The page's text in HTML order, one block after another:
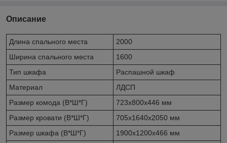
Описание
Длина спального места
2000
Ширина спального места
1600
Тип шкафа
Распашной шкаф
Материал
ЛДСП
Размер комода (В*Ш*Г)
723х800х446 мм
Размер кровати (В*Ш*Г)
705x1640x2050 мм
Размер шкафа (В*Ш*Г)
1900х1200х466 мм